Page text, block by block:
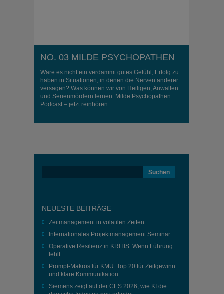
NO. 03 MILDE PSYCHOPATHEN
Wäre es nicht ein verdammt gutes Gefühl, Erfolg zu
haben in Situationen, in denen die Nerven anderer
versagen? Was können wir von Heiligen, Anwälten
und Serienmördern lernen. Milde Psychopathen
Podcast – jetzt reinhören
NEUESTE BEITRÄGE
Zeitmanagement in volatilen Zeiten
Internationales Projektmanagement Seminar
Operative Resilienz in KRITIS: Wenn Führung
fehlt
Prompt-Makros für KMU: Top 20 für Zeitgewinn
und klare Kommunikation
Siemens zeigt auf der CES 2026, wie KI die